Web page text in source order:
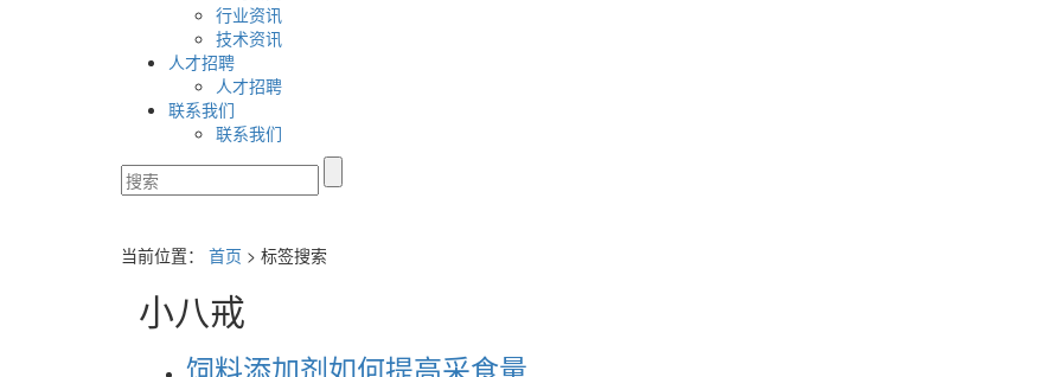
行业资讯
技术资讯
人才招聘
人才招聘
联系我们
联系我们
当前位置： 首页 > 标签搜索
小八戒
饲料添加剂如何提高采食量